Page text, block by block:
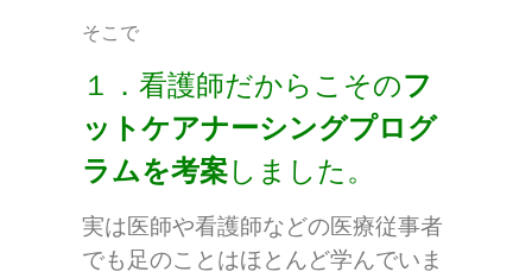
そこで
１．看護師だからこそのフ
ットケアナーシングプログ
ラムを考案しました。
実は医師や看護師などの医療従事者
でも足のことはほとんど学んでいま